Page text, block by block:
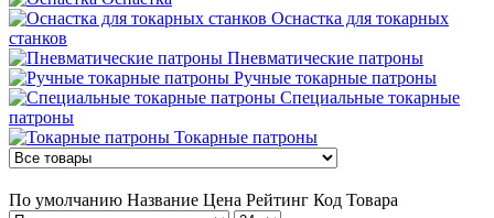
Оснастка для токарных
станков
Пневматические патроны
Ручные токарные патроны
Специальные токарные
патроны
Токарные патроны
По умолчанию Название Цена Рейтинг Код Товара